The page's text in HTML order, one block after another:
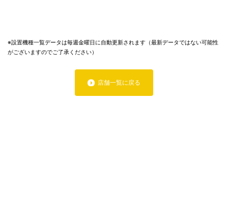
※設置機種一覧データは毎週金曜日に自動更新されます（最新データではない可能性
がございますのでご了承ください）
店舗一覧に戻る